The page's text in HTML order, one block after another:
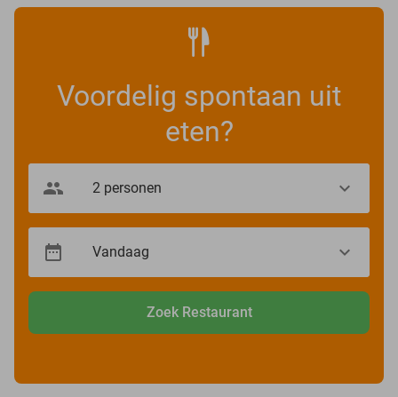
Voordelig spontaan uit
eten?
Zoek Restaurant